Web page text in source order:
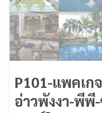
P101-แพคเก
อ่าวพังงา-พีพี